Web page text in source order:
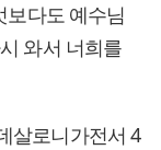
보다도 예수님
와서 너희를
살로니가전서 4